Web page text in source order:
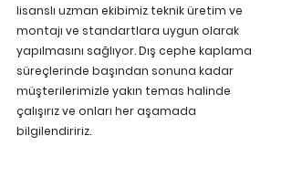
lisanslı uzman ekibimiz teknik üretim ve
montajı ve standartlara uygun olarak
yapılmasını sağlıyor. Dış cephe kaplama
süreçlerinde başından sonuna kadar
müşterilerimizle yakın temas halinde
çalışırız ve onları her aşamada
bilgilendiririz.